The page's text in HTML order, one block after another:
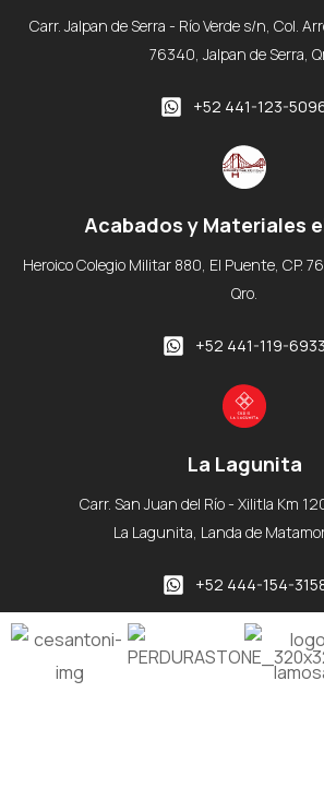
Carr. Jalpan de Serra - Río Verde s/n, Col.
76340, Jalpan de Serra,
+52 441-123-
Acabados y Materiales
Heroico Colegio Militar 880, El Puente, CP.
Qro.
+52 441-119-6933
La Lagunita
Carr. San Juan del Río - Xilitla Km
La Lagunita, Landa de
+52 444-154-